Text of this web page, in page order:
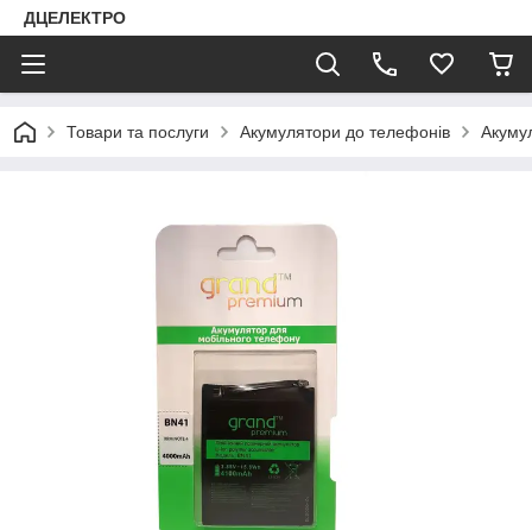
ДЦЕЛЕКТРО
Товари та послуги Акумулятори до телефонів